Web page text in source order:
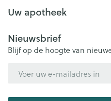
Uw apotheek
Nieuwsbrief
Blijf op de hoogte van